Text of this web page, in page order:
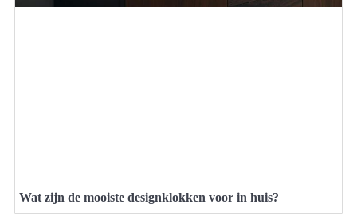
Wat zijn de mooiste designklokken voor in huis?